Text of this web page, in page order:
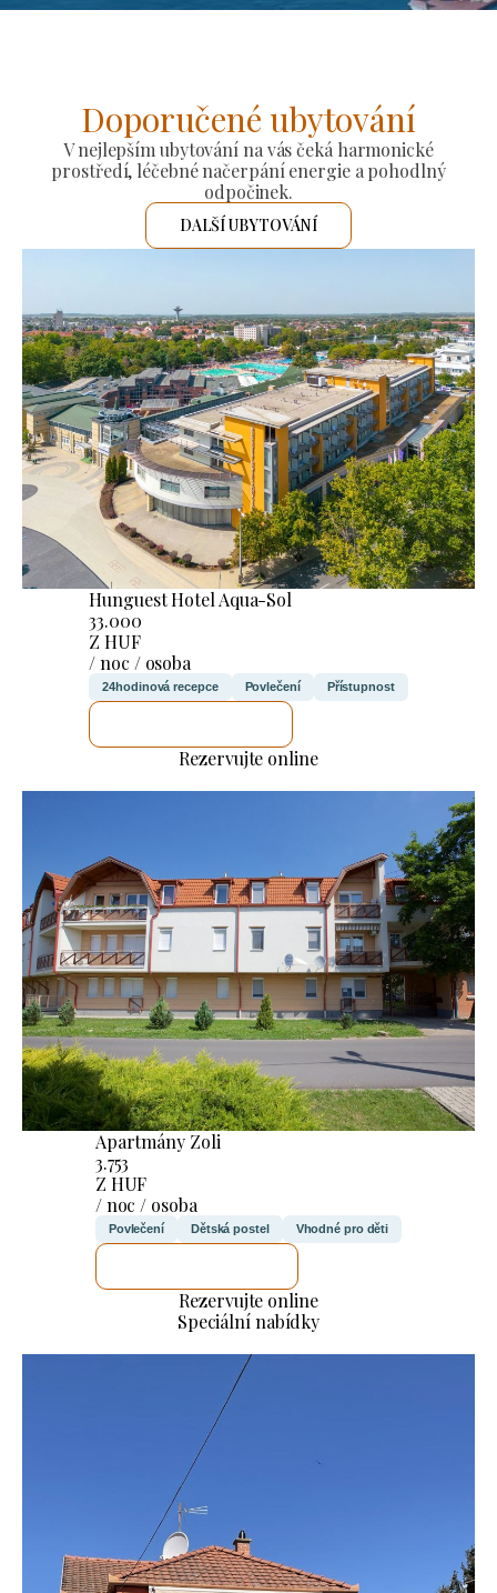
Doporučené ubytování
V nejlepším ubytování na vás čeká harmonické
prostředí, léčebné načerpání energie a pohodlný
odpočinek.
DALŠÍ UBYTOVÁNÍ
Hunguest Hotel Aqua-Sol
33.000
Z HUF
/ noc / osoba
24hodinová recepce Povlečení Přístupnost
Rezervujte online
Apartmány Zoli
3.753
Z HUF
/ noc / osoba
Povlečení Dětská postel Vhodné pro děti
Rezervujte online
Speciální nabídky